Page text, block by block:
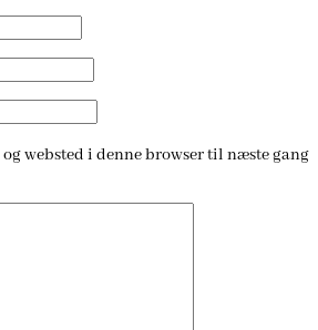
websted i denne browser til næste gang